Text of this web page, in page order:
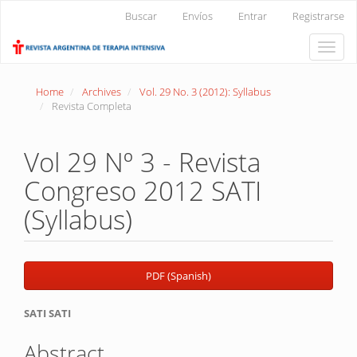
Content
Buscar Envíos Entrar Registrarse
Toggle
Home Archives
Vol. 29 No. 3 (2012): Syllabus
Revista Completa
Vol 29 Nº 3 - Revista
Congreso 2012 SATI
(Syllabus)
Article
Sidebar
PDF (Spanish)
Main
Article
SATI SATI